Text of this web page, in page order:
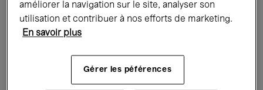
Rencontres & Débats
Musique classique Global Music
améliorer la navigation sur le site, analyser son
utilisation et contribuer à nos efforts de marketing.
En savoir plus
Gérer les péférences